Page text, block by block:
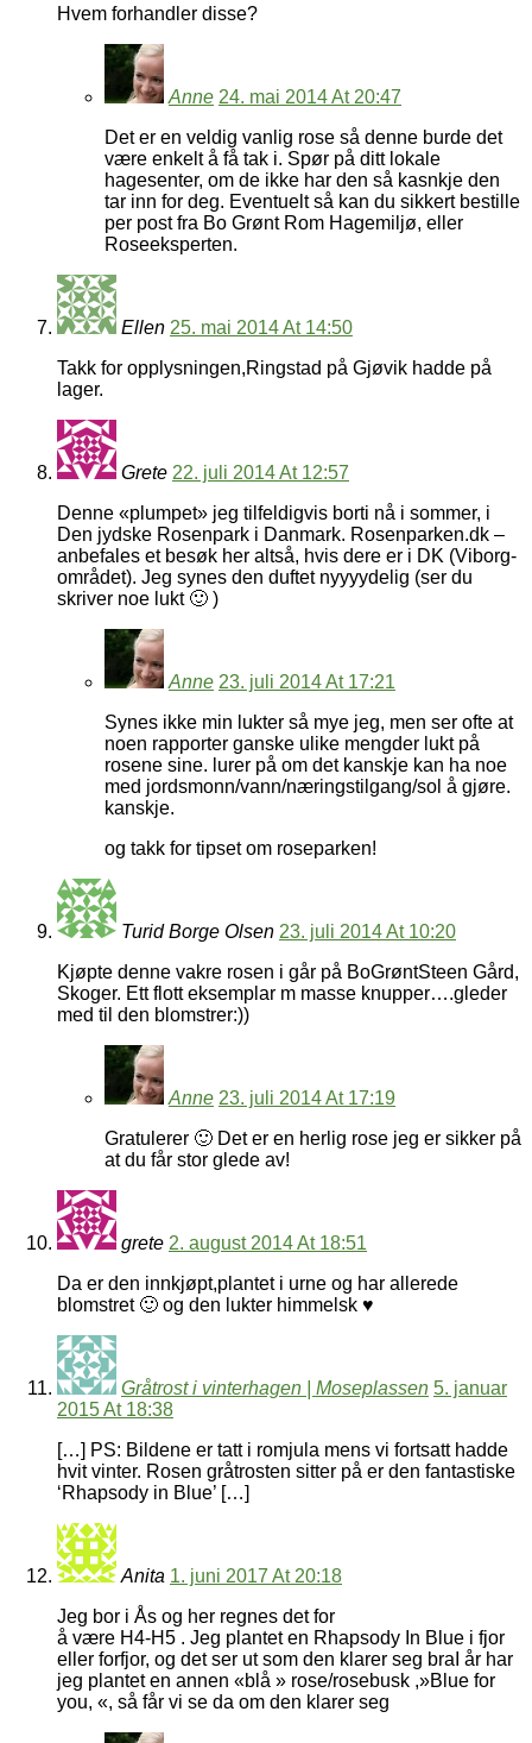
Hvem forhandler disse?
Anne 24. mai 2014 At 20:47
Det er en veldig vanlig rose så denne burde det
være enkelt å få tak i. Spør på ditt lokale
hagesenter, om de ikke har den så kasnkje den
tar inn for deg. Eventuelt så kan du sikkert bestille
per post fra Bo Grønt Rom Hagemiljø, eller
Roseeksperten.
Ellen 25. mai 2014 At 14:50
Takk for opplysningen,Ringstad på Gjøvik hadde på
lager.
Grete 22. juli 2014 At 12:57
Denne «plumpet» jeg tilfeldigvis borti nå i sommer, i
Den jydske Rosenpark i Danmark. Rosenparken.dk –
anbefales et besøk her altså, hvis dere er i DK (Viborg-
området). Jeg synes den duftet nyyyydelig (ser du
skriver noe lukt 🙂 )
Anne 23. juli 2014 At 17:21
Synes ikke min lukter så mye jeg, men ser ofte at
noen rapporter ganske ulike mengder lukt på
rosene sine. lurer på om det kanskje kan ha noe
med jordsmonn/vann/næringstilgang/sol å gjøre.
kanskje.
og takk for tipset om roseparken!
Turid Borge Olsen 23. juli 2014 At 10:20
Kjøpte denne vakre rosen i går på BoGrøntSteen Gård,
Skoger. Ett flott eksemplar m masse knupper….gleder
med til den blomstrer:))
Anne 23. juli 2014 At 17:19
Gratulerer 🙂 Det er en herlig rose jeg er sikker på
at du får stor glede av!
grete 2. august 2014 At 18:51
Da er den innkjøpt,plantet i urne og har allerede
blomstret 🙂 og den lukter himmelsk ♥
Gråtrost i vinterhagen | Moseplassen 5. januar
2015 At 18:38
[…] PS: Bildene er tatt i romjula mens vi fortsatt hadde
hvit vinter. Rosen gråtrosten sitter på er den fantastiske
‘Rhapsody in Blue’ […]
Anita 1. juni 2017 At 20:18
Jeg bor i Ås og her regnes det for
å være H4-H5 . Jeg plantet en Rhapsody In Blue i fjor
eller forfjor, og det ser ut som den klarer seg braI år har
jeg plantet en annen «blå » rose/rosebusk ,»Blue for
you, «, så får vi se da om den klarer seg